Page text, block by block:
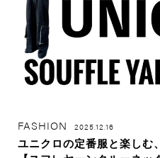
FASHION 2025.12.16
ユニクロの定番服と楽しむ